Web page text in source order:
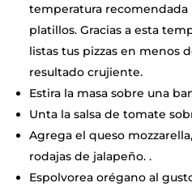
temperatura recomendada
platillos. Gracias a esta
listas tus pizzas en menos
resultado crujiente.
Estira la masa sobre una
Unta la salsa de tomate
Agrega el queso
rodajas de jalapeño. .
Espolvorea orégano al